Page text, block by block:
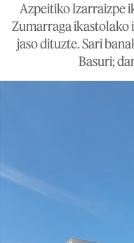
Azpeitiko Izarraizpe
Zumarraga ikastolako
jaso dituzte. Sari
Basuri;